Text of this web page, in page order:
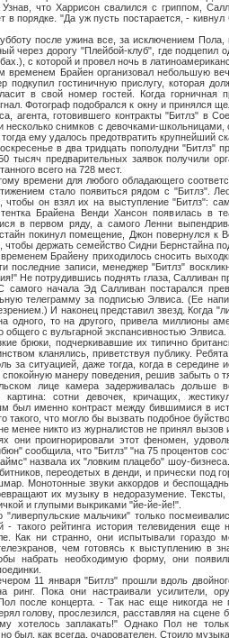
что Харрисон свалился с гриппом,
в порядке. "Да уж пусть постарается, -
ужина все, за исключением Пола,
через дорогу "Плейбой-клуб", где подцепил
с которой и провел ночь в
Брайен организовал небольшую
подкупил гостиничную прислугу, которая
в свой номер гостей. Когда
Фотограф подобрался к окну и принялся
агента, готовившего контракты "Битлз" в
несколько снимков с девочками-
ему удалось предотвратить крупнейший
в два тридцать пополудни "Битлз"
тысяч предварительных заявок получили
всего на 728 мест.
для любого обладающего
стало появиться рядом с "Битлз".
чтобы он взял их на выступление "Битлз":
Брайена Венди Хансон появилась в
в первом ряду, а самого Ленни
покинул помещение, Джон повернулся
чтобы держать семейство Сидни Бернстайна
Брайену приходилось сносить выходки
последние записи, менеджер "Битлз"
Не потрудившись поднять глаза, Салливан
Эд Салливан постарался
телеграмму за подписью Элвиса. (Ее
И наконец представил звезд. Когда
одного, то на другого, привела миллионы
общего с вульгарной экспансивностью
брюки, подчеркивавшие их типично
кланялись, приветствуя публику.
за ситуацией, даже тогда, когда в
спокойную манеру поведения, решив забыть о
лице камера задерживалась дольше
картина: сотни девочек, кричащих,
был именно контраст между бившимися в
такого, что могло бы вызвать подобное
никто из журналистов не принял вызов и
они проигнорировали этот феномен,
сообщила, что "Битлз" "на 75 процентов
назвала их "ловким плацебо" шоу-
переодетых в денди, и прически под
Монотонные звуки аккордов и
их музыку в недоразумение.
и глупыми выкриками "йе-йе-йе!".
мальчики" только посмеивались:
- такого рейтинга история телевидения
Как ни странно, они испытывали гораздо
чем готовясь к выступлению в
набрать необходимую форму, они
января "Битлз" прошли вдоль двойного
ринг. Пока они настраивали усилители,
после концерта. - Так нас еще никогда
голову, прослезился, расставляя на
хотелось заплакать!" Однако Пол не
был, как всегда, очарователен. Стоило